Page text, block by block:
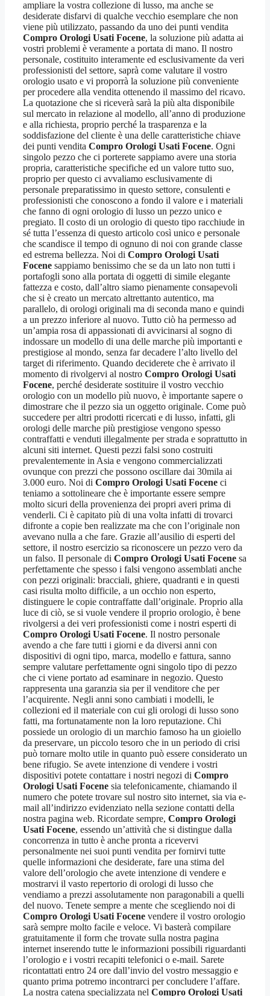
ampliare la vostra collezione di lusso, ma anche se
desiderate disfarvi di qualche vecchio esemplare che non
viene più utilizzato, passando da uno dei punti vendita
Compro Orologi Usati Focene, la soluzione più adatta ai
vostri problemi è veramente a portata di mano. Il nostro
personale, costituito interamente ed esclusivamente da veri
professionisti del settore, saprà come valutare il vostro
orologio usato e vi proporrà la soluzione più conveniente
per procedere alla vendita ottenendo il massimo del ricavo.
La quotazione che si riceverà sarà la più alta disponibile
sul mercato in relazione al modello, all’anno di produzione
e alla richiesta, proprio perché la trasparenza e la
soddisfazione del cliente è una delle caratteristiche chiave
dei punti vendita Compro Orologi Usati Focene. Ogni
singolo pezzo che ci porterete sappiamo avere una storia
propria, caratteristiche specifiche ed un valore tutto suo,
proprio per questo ci avvaliamo esclusivamente di
personale preparatissimo in questo settore, consulenti e
professionisti che conoscono a fondo il valore e i materiali
che fanno di ogni orologio di lusso un pezzo unico e
pregiato. Il costo di un orologio di questo tipo racchiude in
sé tutta l’essenza di questo articolo così unico e personale
che scandisce il tempo di ognuno di noi con grande classe
ed estrema bellezza. Noi di Compro Orologi Usati
Focene sappiamo benissimo che se da un lato non tutti i
portafogli sono alla portata di oggetti di simile elegante
fattezza e costo, dall’altro siamo pienamente consapevoli
che si è creato un mercato altrettanto autentico, ma
parallelo, di orologi originali ma di seconda mano e quindi
a un prezzo inferiore al nuovo. Tutto ciò ha permesso ad
un’ampia rosa di appassionati di avvicinarsi al sogno di
indossare un modello di una delle marche più importanti e
prestigiose al mondo, senza far decadere l’alto livello del
target di riferimento. Quando deciderete che è arrivato il
momento di rivolgervi al nostro Compro Orologi Usati
Focene, perché desiderate sostituire il vostro vecchio
orologio con un modello più nuovo, è importante sapere o
dimostrare che il pezzo sia un oggetto originale. Come può
succedere per altri prodotti ricercati e di lusso, infatti, gli
orologi delle marche più prestigiose vengono spesso
contraffatti e venduti illegalmente per strada e soprattutto in
alcuni siti internet. Questi pezzi falsi sono costruiti
prevalentemente in Asia e vengono commercializzati
ovunque con prezzi che possono oscillare dai 30mila ai
3.000 euro. Noi di Compro Orologi Usati Focene ci
teniamo a sottolineare che è importante essere sempre
molto sicuri della provenienza dei propri averi prima di
venderli. Ci è capitato più di una volta infatti di trovarci
difronte a copie ben realizzate ma che con l’originale non
avevano nulla a che fare. Grazie all’ausilio di esperti del
settore, il nostro esercizio sa riconoscere un pezzo vero da
un falso. Il personale di Compro Orologi Usati Focene sa
perfettamente che spesso i falsi vengono assemblati anche
con pezzi originali: bracciali, ghiere, quadranti e in questi
casi risulta molto difficile, a un occhio non esperto,
distinguere le copie contraffatte dall’originale. Proprio alla
luce di ciò, se si vuole vendere il proprio orologio, è bene
rivolgersi a dei veri professionisti come i nostri esperti di
Compro Orologi Usati Focene. Il nostro personale
avendo a che fare tutti i giorni e da diversi anni con
dispositivi di ogni tipo, marca, modello e fattura, sanno
sempre valutare perfettamente ogni singolo tipo di pezzo
che ci viene portato ad esaminare in negozio. Questo
rappresenta una garanzia sia per il venditore che per
l’acquirente. Negli anni sono cambiati i modelli, le
collezioni ed il materiale con cui gli orologi di lusso sono
fatti, ma fortunatamente non la loro reputazione. Chi
possiede un orologio di un marchio famoso ha un gioiello
da preservare, un piccolo tesoro che in un periodo di crisi
può tornare molto utile in quanto può essere considerato un
bene rifugio. Se avete intenzione di vendere i vostri
dispositivi potete contattare i nostri negozi di Compro
Orologi Usati Focene sia telefonicamente, chiamando il
numero che potete trovare sul nostro sito internet, sia via e-
mail all’indirizzo evidenziato nella sezione contatti della
nostra pagina web. Ricordate sempre, Compro Orologi
Usati Focene, essendo un’attività che si distingue dalla
concorrenza in tutto è anche pronta a ricevervi
personalmente nei suoi punti vendita per fornirvi tutte
quelle informazioni che desiderate, fare una stima del
valore dell’orologio che avete intenzione di vendere e
mostrarvi il vasto repertorio di orologi di lusso che
vendiamo a prezzi assolutamente non paragonabili a quelli
del nuovo. Tenete sempre a mente che scegliendo noi di
Compro Orologi Usati Focene vendere il vostro orologio
sarà sempre molto facile e veloce. Vi basterà compilare
gratuitamente il form che trovate sulla nostra pagina
internet inserendo tutte le informazioni possibili riguardanti
l’orologio e i vostri recapiti telefonici o e-mail. Sarete
ricontattati entro 24 ore dall’invio del vostro messaggio e
quanto prima potremo incontrarci per concludere l’affare.
La nostra catena specializzata nel Compro Orologi Usati